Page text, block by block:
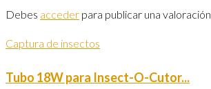
Debes acceder para publicar una valoración.
Captura de insectos
Tubo 18W para Insect-O-Cutor...